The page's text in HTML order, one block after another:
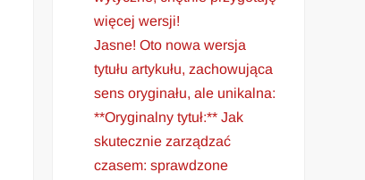
więcej wersji!
Jasne! Oto nowa wersja
tytułu artykułu, zachowująca
sens oryginału, ale unikalna:
**Oryginalny tytuł:** Jak
skutecznie zarządzać
czasem: sprawdzone